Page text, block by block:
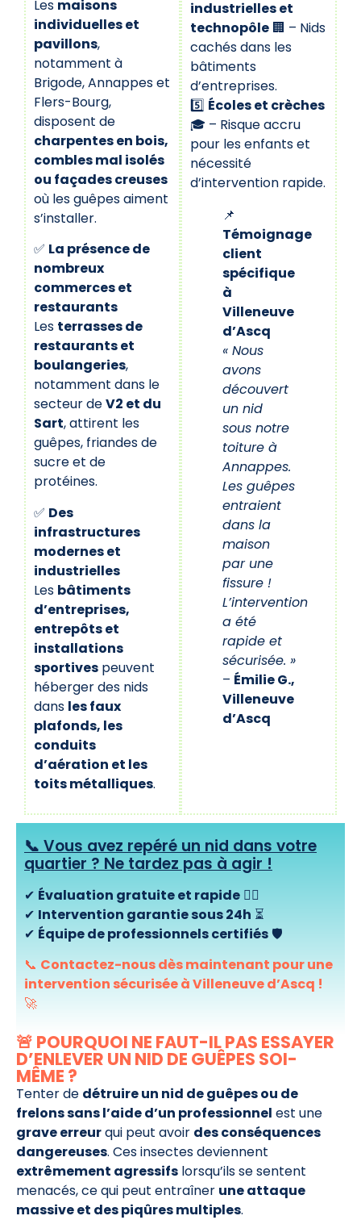
Les maisons
individuelles et
pavillons,
notamment à
Brigode, Annappes et
Flers-Bourg,
disposent de
charpentes en bois,
combles mal isolés
ou façades creuses
où les guêpes aiment
s’installer.
✅ La présence de
nombreux
commerces et
restaurants
Les terrasses de
restaurants et
boulangeries,
notamment dans le
secteur deV2 et du
Sart, attirent les
guêpes, friandes de
sucre et de
protéines.
✅ Des
infrastructures
modernes et
industrielles
Les bâtiments
d’entreprises,
entrepôts et
installations
sportives peuvent
héberger des nids
dans les faux
plafonds, les
conduits
d’aération et les
toits métalliques.
industrielles et
technopôle 🏢 – Nids
cachés dans les
bâtiments
d’entreprises.
5️⃣ Écoles et crèches
🎓 – Risque accru
pour les enfants et
nécessité
d’intervention rapide.
📌
Témoignage
client
spécifique
à
Villeneuve
d’Ascq
« Nous
avons
découvert
un nid
sous notre
toiture à
Annappes.
Les guêpes
entraient
dans la
maison
par une
fissure !
L’intervention
a été
rapide et
sécurisée. »
– Émilie G.,
Villeneuve
d’Ascq
📞 Vous avez repéré un nid dans votre
quartier ? Ne tardez pas à agir !
✔ Évaluation gratuite et rapide 🕵️‍♂️
✔ Intervention garantie sous 24h ⏳
✔ Équipe de professionnels certifiés 🛡️
📞 Contactez-nous dès maintenant pour une
intervention sécurisée à Villeneuve d’Ascq !
🚀
🚨 POURQUOI NE FAUT-IL PAS ESSAYER
D’ENLEVER UN NID DE GUÊPES SOI-
MÊME ?
Tenter de détruire un nid de guêpes ou de
frelons sans l’aide d’un professionnel est une
grave erreurqui peut avoir des conséquences
dangereuses. Ces insectes deviennent
extrêmement agressifs lorsqu’ils se sentent
menacés, ce qui peut entraîner une attaque
massive et des piqûres multiples.